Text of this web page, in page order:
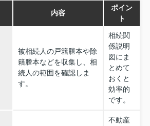
内容
ポイン
ト
被相続人の戸籍謄本や除
籍謄本などを収集し、相
続人の範囲を確認しま
す。
相続関
係説明
図にま
とめて
おくと
効率的
です。
不動産